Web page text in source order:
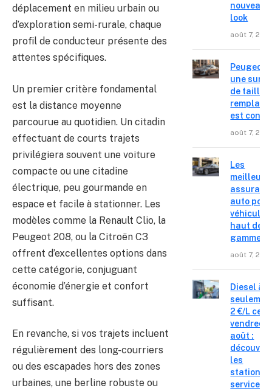
déplacement en milieu urbain ou
d’exploration semi-rurale, chaque
profil de conducteur présente des
attentes spécifiques.
Un premier critère fondamental
est la distance moyenne
parcourue au quotidien. Un citadin
effectuant de courts trajets
privilégiera souvent une voiture
compacte ou une citadine
électrique, peu gourmande en
espace et facile à stationner. Les
modèles comme la Renault Clio, la
Peugeot 208, ou la Citroën C3
offrent d’excellentes options dans
cette catégorie, conjuguant
économie d’énergie et confort
suffisant.
En revanche, si vos trajets incluent
régulièrement des long-courriers
ou des escapades hors des zones
urbaines, une berline robuste ou
nouveau
look
août 7,
Peugeot
une
de taille,
est
août 7,
Les
auto pour
véhicules
haut de
gamme
août 7,
Diesel à
2 €/L ce
vendredi
août :
les
stations-
service où